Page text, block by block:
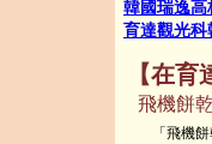
韓國瑞逸高
育達觀光科
【在
飛機餅
「飛機餅乾